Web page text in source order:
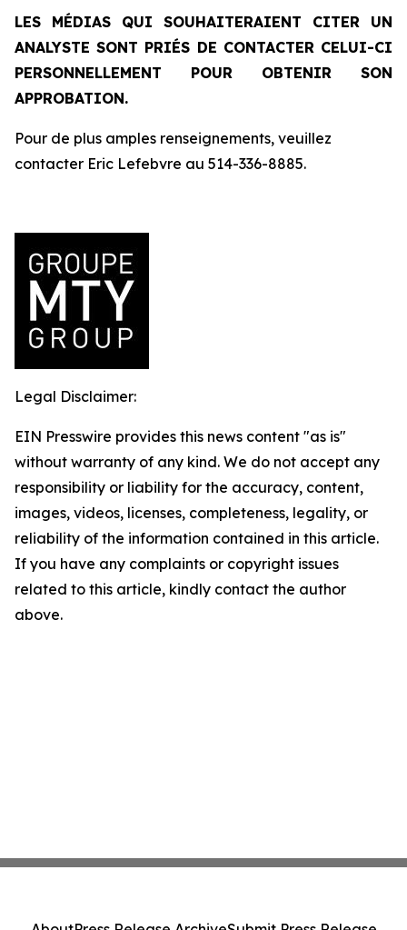
LES MÉDIAS QUI SOUHAITERAIENT CITER UN
ANALYSTE SONT PRIÉS DE CONTACTER CELUI-CI
PERSONNELLEMENT POUR OBTENIR SON
APPROBATION.
Pour de plus amples renseignements, veuillez
contacter Eric Lefebvre au 514-336-8885.
Legal Disclaimer:
EIN Presswire provides this news content "as is"
without warranty of any kind. We do not accept any
responsibility or liability for the accuracy, content,
images, videos, licenses, completeness, legality, or
reliability of the information contained in this article.
If you have any complaints or copyright issues
related to this article, kindly contact the author
above.